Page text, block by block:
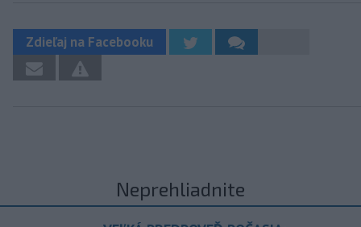
Zdieľaj na Facebooku
Neprehliadnite